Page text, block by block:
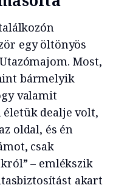
egy öltönyös
Most,
bármelyik
valamit
dealje volt,
oldal, és én
csak
– emlékszik
akart